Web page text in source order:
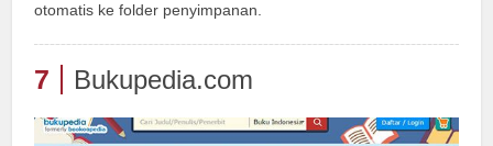
otomatis ke folder penyimpanan.
7 Bukupedia.com